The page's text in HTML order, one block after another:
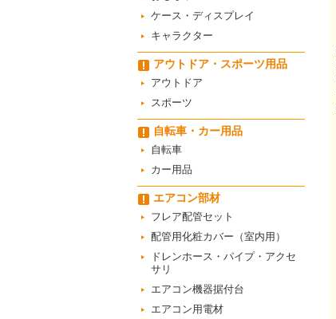
ケース・ディスプレイ
キャラクター
アウトドア・スポーツ用品
アウトドア
スポーツ
自転車・カー用品
自転車
カー用品
エアコン部材
フレア配管セット
配管用化粧カバー（室内用）
ドレンホース・パイプ・アクセ
サリ
エアコン機器据付台
エアコン用電材